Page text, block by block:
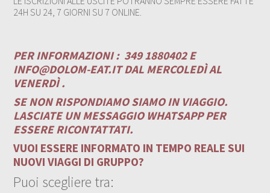
24H SU 24, 7 GIORNI SU 7 ONLINE.
PER INFORMAZIONI : 349 1880402 E
INFO@DOLOM-EAT.ITDAL MERCOLEDÌ AL
VENERDÌ .
SE NON RISPONDIAMO SIAMO IN VIAGGIO.
LASCIATE UN MESSAGGIO WHATSAPP PER
ESSERE RICONTATTATI.
VUOI ESSERE INFORMATO IN TEMPO REALE SUI
NUOVI VIAGGI DI GRUPPO?
Puoi scegliere tra: